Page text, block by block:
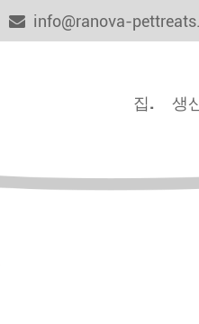
info@ranova-
집. 생